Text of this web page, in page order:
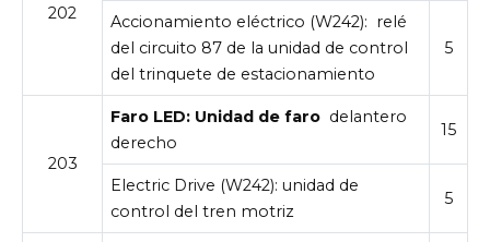
202 Accionamiento eléctrico (W242): relé
del circuito 87 de la unidad de control
del trinquete de estacionamiento
5
203
Faro LED: Unidad de faro delantero
derecho
15
Electric Drive (W242): unidad de
control del tren motriz
5